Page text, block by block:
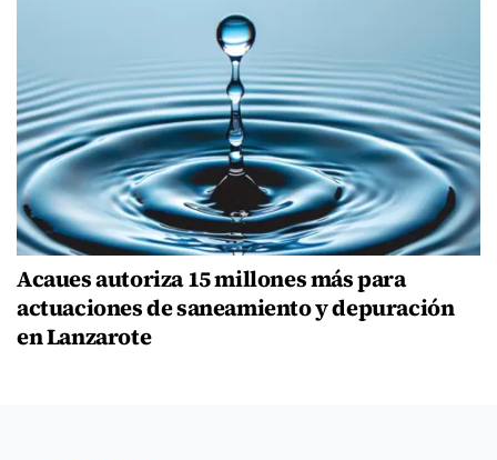
Acaues autoriza 15 millones más para
actuaciones de saneamiento y depuración
en Lanzarote